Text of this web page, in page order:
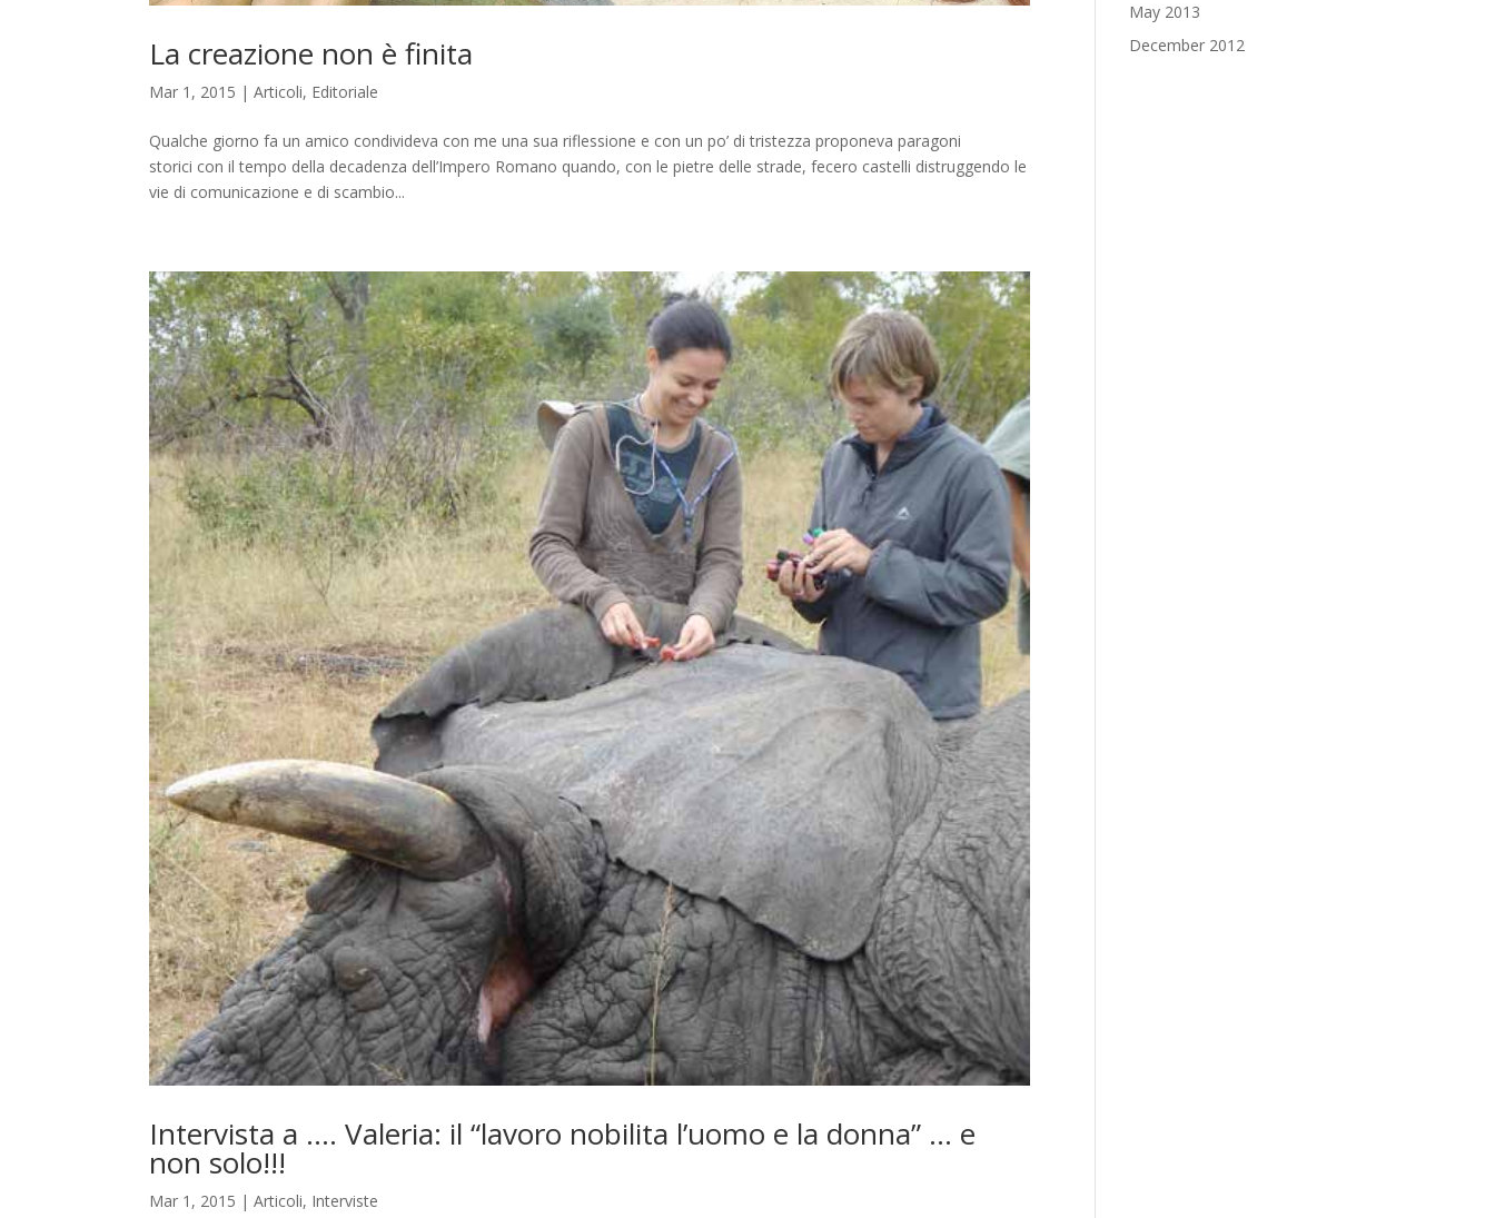
La creazione non è finita
Mar 1, 2015 |Articoli, Editoriale
Qualche giorno fa un amico condivideva con me una sua riflessione e con un po’ di tristezza proponeva paragoni
storici con il tempo della decadenza dell’Impero Romano quando, con le pietre delle strade, fecero castelli distruggendo le
vie di comunicazione e di scambio...
Intervista a …. Valeria: il “lavoro nobilita l’uomo e la donna” … e
non solo!!!
Mar 1, 2015 |Articoli, Interviste
May 2013
December 2012